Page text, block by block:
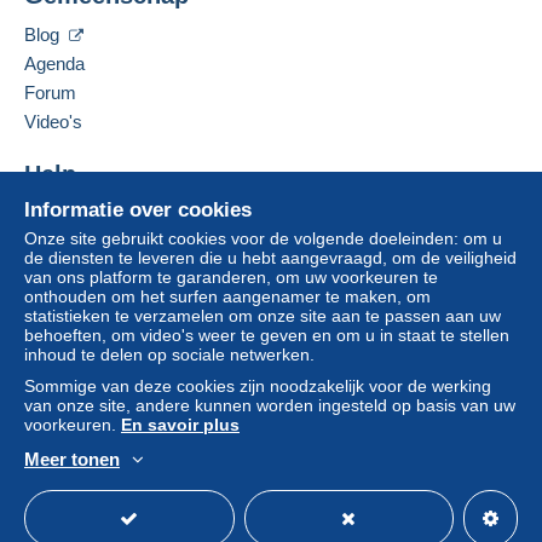
voor de rekening van de koper.
Als de verkoopvoorwaarden van de verkoper
clausules bevatten met betrekking tot de betaling,
moeten deze als nietig worden beschouwd. De
Delcampe, zoals gedefinieerd in de
toepassing zijn.
Aankopen moeten worden betaald binnen14
dagenna ontvangst van de eindafrekening van de
verkoper.
Garantie:
koper.
Om de termijnen voor terugzending en
het Delcampe-charter
Informatie over cookies
Onze site gebruikt cookies voor de volgende doeleinden: om u
de diensten te leveren die u hebt aangevraagd, om de veiligheid
van ons platform te garanderen, om uw voorkeuren te
onthouden om het surfen aangenamer te maken, om
statistieken te verzamelen om onze site aan te passen aan uw
behoeften, om video's weer te geven en om u in staat te stellen
inhoud te delen op sociale netwerken.
Sommige van deze cookies zijn noodzakelijk voor de werking
van onze site, andere kunnen worden ingesteld op basis van uw
voorkeuren. En savoir plus
Meer tonen
Blog
Agenda
Forum
Video's
Help
Hulpcentrum
Kopen op Delcampe
Verkopen op Delcampe
Een beveiligde website